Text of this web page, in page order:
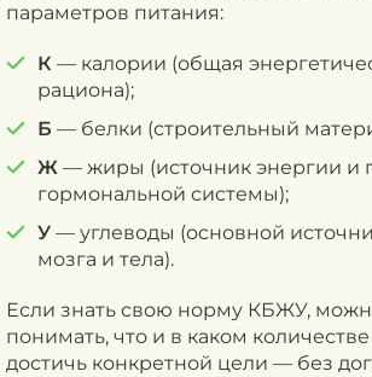
параметров питания:
К — калории (общая
рациона);
Б — белки (строительный
Ж — жиры (источник энергии и
гормональной системы);
У — углеводы (основной
мозга и тела).
Если знать свою норму КБЖУ,
понимать, что и в каком количестве
достичь конкретной цели — без